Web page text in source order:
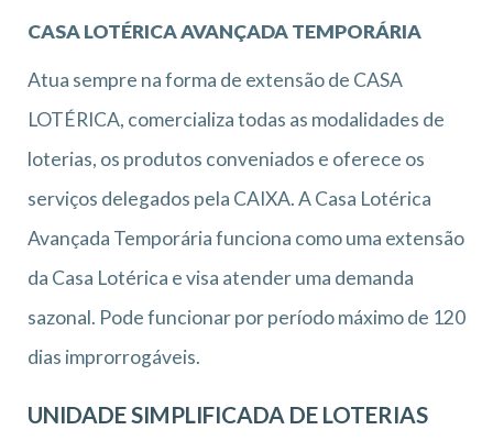
CASA LOTÉRICA AVANÇADA TEMPORÁRIA
Atua sempre na forma de extensão de CASA
LOTÉRICA, comercializa todas as modalidades de
loterias, os produtos conveniados e oferece os
serviços delegados pela CAIXA. A Casa Lotérica
Avançada Temporária funciona como uma extensão
da Casa Lotérica e visa atender uma demanda
sazonal. Pode funcionar por período máximo de 120
dias improrrogáveis.
UNIDADE SIMPLIFICADA DE LOTERIAS